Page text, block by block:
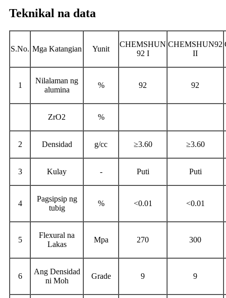
Teknikal na data
S.No. Mga Katangian Yunit
CHEMSHUN
92 I
CHEMSHUN92
II
1
Nilalaman ng
alumina
% 92 92
ZrO2 %
2 Densidad g/cc ≥3.60 ≥3.60
3 Kulay - Puti Puti
4
Pagsipsip ng
tubig
% <0.01 <0.01
5
Flexural na
Lakas
Mpa 270 300
6
Ang Densidad
ni Moh
Grade 9 9